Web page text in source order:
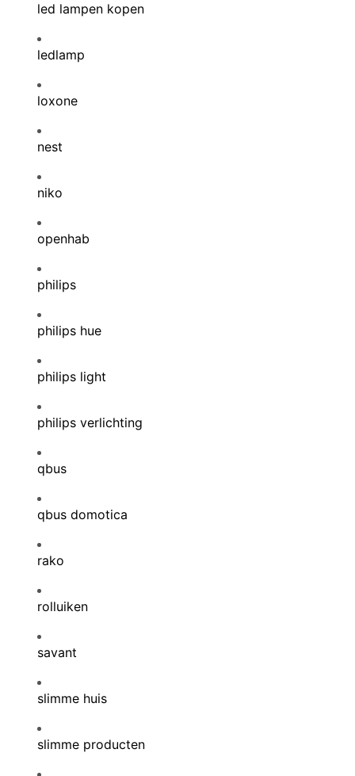
led lampen kopen
ledlamp
loxone
nest
niko
openhab
philips
philips hue
philips light
philips verlichting
qbus
qbus domotica
rako
rolluiken
savant
slimme huis
slimme producten